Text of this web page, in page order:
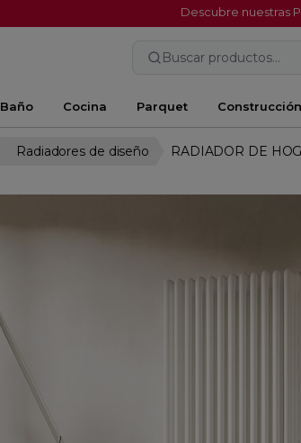
Descubre nuestras
Buscar productos...
Baño Cocina Parquet Construcción
Radiadores de diseño RADIADOR DE